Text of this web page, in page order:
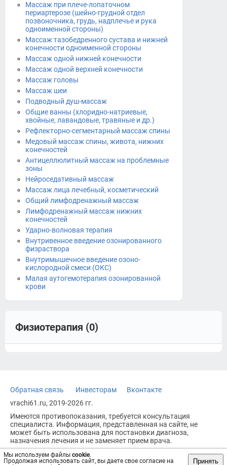
Мы используем файлы cookie.
Продолжая использовать сайт, вы даете свое согласие на
Принять
Массаж при плече-лопаточном
периартерозе (шейно-грудной отдел
позвоночника, грудь, надплечье и рука
одноименной стороны)
Массаж тазобедренного сустава и нижней
конечности одноименной стороны
Массаж одной нижней конечности
Массаж одной верхней конечности
Массаж головы
Массаж шеи
Подводный душ-массаж
Общие ванны (хлоридно-натриевые,
хвойные, лавандовые, травяные и др.)
Рефлекторно-сегментарный массаж спины
Медовый массаж спины, живота, нижних
конечностей
Антицеллюлитный массаж на проблемные
зоны
Нейроседативный массаж
Массаж лица лечебный, косметический
Общий лимфодренажный массаж
Лимфодренажный массаж нижних
конечностей
Ударно-волновая терапия
Внутривенное введение озонированного
физраствора
Внутримышечное введение озоно-
кислородной смеси (ОКС)
Малая аутогемотерапия озонированной
крови
Физиотерапия (0)
Обратная связь Инвесторам
Вконтакте
vrachi61.ru, 2019-2026 гг.
Имеются противопоказания, требуется консультация
специалиста. Информация, представленная на сайте, не
может быть использована для постановки диагноза,
назначения лечения и не заменяет прием врача.
Возрастное ограничение: 18+